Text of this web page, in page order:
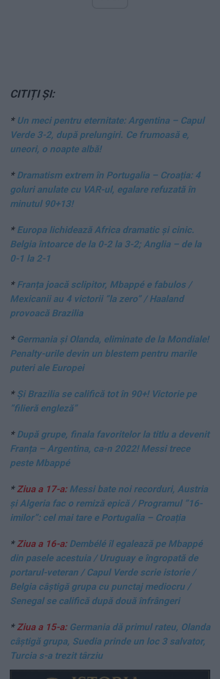
CITIȚI ȘI:
* Un meci pentru eternitate: Argentina – Capul
Verde 3-2, după prelungiri. Ce frumoasă e,
uneori, o noapte albă!
* Dramatism extrem în Portugalia – Croația: 4
goluri anulate cu VAR-ul, egalare refuzată în
minutul 90+13!
* Europa lichidează Africa dramatic și cinic.
Belgia întoarce de la 0-2 la 3-2; Anglia – de la
0-1 la 2-1
* Franța joacă sclipitor, Mbappé e fabulos /
Mexicanii au 4 victorii ”la zero” / Haaland
provoacă Brazilia
* Germania și Olanda, eliminate de la Mondiale!
Penalty-urile devin un blestem pentru marile
puteri ale Europei
* Și Brazilia se califică tot în 90+! Victorie pe
”filieră engleză”
* După grupe, finala favoritelor la titlu a devenit
Franța – Argentina, ca-n 2022! Messi trece
peste Mbappé
*Ziua a 17-a:Messi bate noi recorduri, Austria
și Algeria fac o remiză epică / Programul ”16-
imilor”: cel mai tare e Portugalia – Croația
*Ziua a 16-a:Dembélé îl egalează pe Mbappé
din pasele acestuia / Uruguay e îngropată de
portarul-veteran / Capul Verde scrie istorie /
Belgia câștigă grupa cu punctaj mediocru /
Senegal se califică după două înfrângeri
*Ziua a 15-a:Germania dă primul rateu, Olanda
câștigă grupa, Suedia prinde un loc 3 salvator,
Turcia s-a trezit târziu